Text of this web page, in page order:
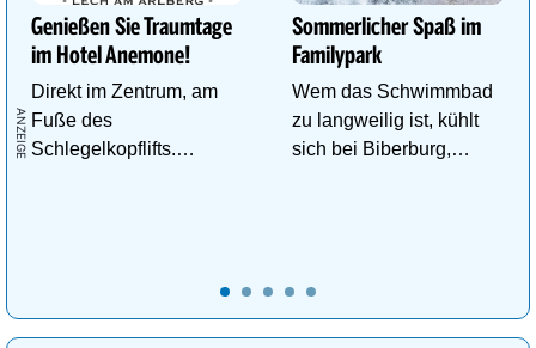
Genießen Sie Traumtage
im Hotel Anemone!
Direkt im Zentrum, am
Fuße des
Schlegelkopflifts.
Sommerlicher Spaß im
Familypark
Wem das Schwimmbad
zu langweilig ist, kühlt
sich bei Biberburg,